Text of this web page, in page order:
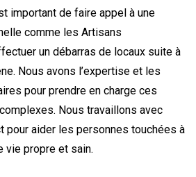
important de faire appel à une
comme les Artisans
un débarras de locaux suite à
Nous avons l’expertise et les
pour prendre en charge ces
Nous travaillons avec
pour aider les personnes touchées à
vie propre et sain.